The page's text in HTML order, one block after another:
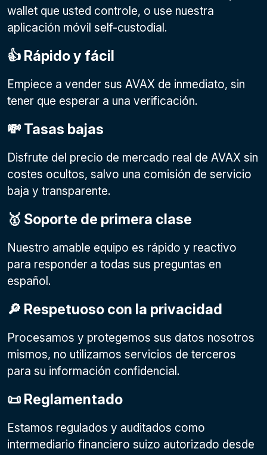
wallet que usted controle, o use nuestra
aplicación móvil self-custodial.
👍 Rápido y fácil
Empiece a vender sus AVAX de inmediato, sin
tener que esperar a una verificación.
💸 Tasas bajas
Disfrute del precio de mercado real de AVAX sin
costes ocultos, salvo una comisión de servicio
baja y transparente.
🥇 Soporte de primera clase
Nuestro amable equipo es rápido y reactivo
para responder a todas sus preguntas en
español.
🔎 Respetuoso con la privacidad
Procesamos y protegemos sus datos nosotros
mismos, no utilizamos servicios de terceros
para su información confidencial.
📜 Reglamentado
Estamos regulados y auditados como
intermediario financiero suizo autorizado desde